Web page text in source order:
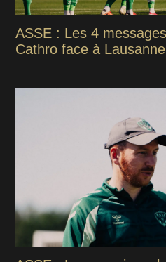
ASSE : Les 4
Cathro face à Lausanne